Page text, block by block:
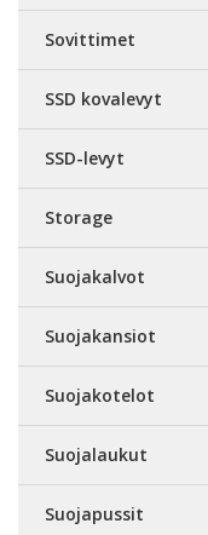
Sovittimet
SSD kovalevyt
SSD-levyt
Storage
Suojakalvot
Suojakansiot
Suojakotelot
Suojalaukut
Suojapussit